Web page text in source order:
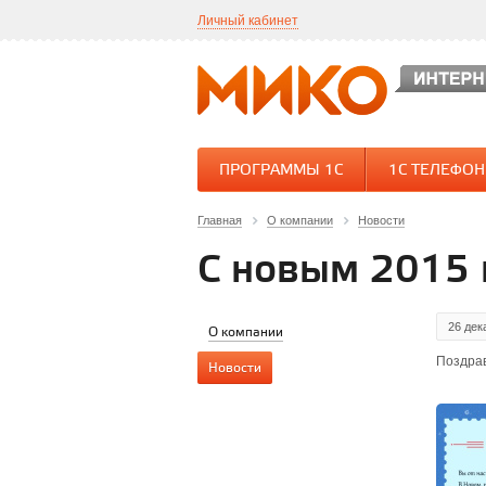
Личный кабинет
ПРОГРАММЫ 1С 1С
Главная О компании Новости
С новым 2015
О компании
Новости
26